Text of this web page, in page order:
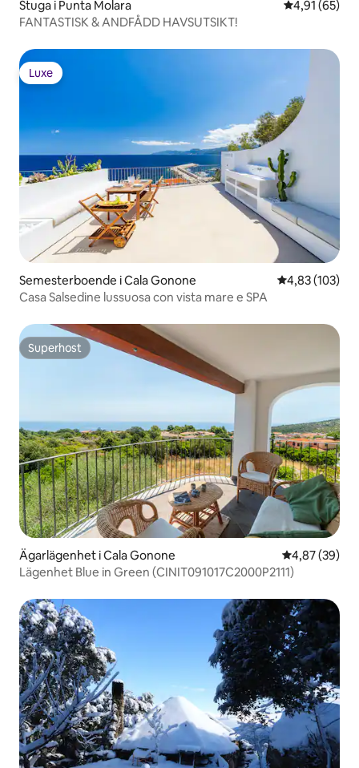
Stuga i Punta Molara 4,91 av 5 i
4,91 (65)
FANTASTISK & ANDFÅDD HAVSUTSIKT!
Luxe
Luxe
Semesterboende i Cala Gonone 4,83 av 5 i
4,83 (103)
Casa Salsedine lussuosa con vista mare e SPA
Superhost
Superhost
Ägarlägenhet i Cala Gonone 4,87 av 5 i
4,87 (39)
Lägenhet Blue in Green (CINIT091017C2000P2111)